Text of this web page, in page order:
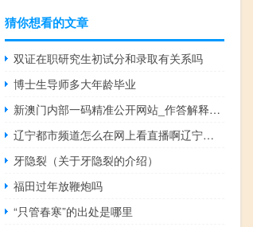
猜你想看的文章
双证在职研究生初试分和录取有关系吗
博士生导师多大年龄毕业
新澳门内部一码精准公开网站_作答解释落实的民间信仰_安装版v605.110
辽宁都市频道怎么在网上看直播啊辽宁都市频 辽宁都市频道正在行动
牙隐裂（关于牙隐裂的介绍）
福田过年放鞭炮吗
“只管春寒”的出处是哪里